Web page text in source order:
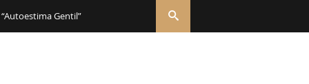
Gentil”